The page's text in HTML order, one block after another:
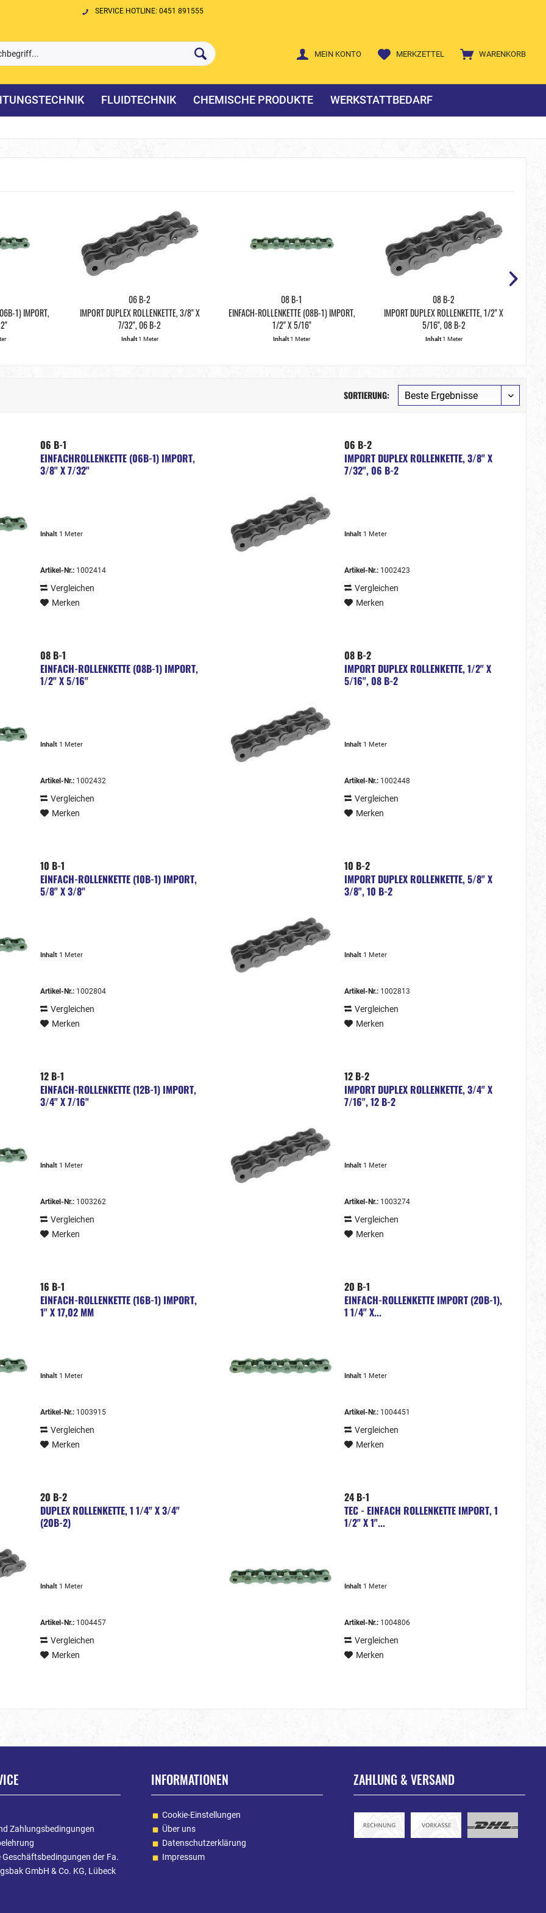
SERVICE HOTLINE: 0451 891555
WARENKORB
MERKZETTEL
MEIN KONTO
FLUIDTECHNIK CHEMISCHE PRODUKTE WERKSTATTBEDARF
1) IMPORT,
06 B-2
IMPORT DUPLEX ROLLENKETTE, 3/8" X
7/32", 06 B-2
Inhalt1 Meter
08 B-1
EINFACH-ROLLENKETTE (08B-1) IMPORT,
1/2" X 5/16"
Inhalt1 Meter
08 B-2
IMPORT DUPLEX ROLLENKETTE, 1/2" X
5/16", 08 B-2
Inhalt1 Meter
SORTIERUNG:
06 B-1
EINFACHROLLENKETTE (06B-1) IMPORT,
3/8" X 7/32"
Inhalt 1 Meter
Artikel-Nr.: 1002414
Vergleichen
Merken
06 B-2
IMPORT DUPLEX ROLLENKETTE, 3/8" X
7/32", 06 B-2
Inhalt 1 Meter
Artikel-Nr.: 1002423
Vergleichen
Merken
08 B-1
EINFACH-ROLLENKETTE (08B-1) IMPORT,
1/2" X 5/16"
Inhalt 1 Meter
Artikel-Nr.: 1002432
Vergleichen
Merken
08 B-2
IMPORT DUPLEX ROLLENKETTE, 1/2" X
5/16", 08 B-2
Inhalt 1 Meter
Artikel-Nr.: 1002448
Vergleichen
Merken
10 B-1
EINFACH-ROLLENKETTE (10B-1) IMPORT,
5/8" X 3/8"
Inhalt 1 Meter
Artikel-Nr.: 1002804
Vergleichen
Merken
10 B-2
IMPORT DUPLEX ROLLENKETTE, 5/8" X
3/8", 10 B-2
Inhalt 1 Meter
Artikel-Nr.: 1002813
Vergleichen
Merken
12 B-1
EINFACH-ROLLENKETTE (12B-1) IMPORT,
3/4" X 7/16"
Inhalt 1 Meter
Artikel-Nr.: 1003262
Vergleichen
Merken
12 B-2
IMPORT DUPLEX ROLLENKETTE, 3/4" X
7/16", 12 B-2
Inhalt 1 Meter
Artikel-Nr.: 1003274
Vergleichen
Merken
16 B-1
EINFACH-ROLLENKETTE (16B-1) IMPORT,
1" X 17,02 MM
Inhalt 1 Meter
Artikel-Nr.: 1003915
Vergleichen
Merken
20 B-1
EINFACH-ROLLENKETTE IMPORT (20B-1),
1 1/4" X...
Inhalt 1 Meter
Artikel-Nr.: 1004451
Vergleichen
Merken
20 B-2
DUPLEX ROLLENKETTE, 1 1/4" X 3/4"
(20B-2)
Inhalt 1 Meter
Artikel-Nr.: 1004457
Vergleichen
Merken
24 B-1
TEC - EINFACH ROLLENKETTE IMPORT, 1
1/2" X 1"...
Inhalt 1 Meter
Artikel-Nr.: 1004806
Vergleichen
Merken
Zahlungsbedingungen
Geschäftsbedingungen der Fa.
GmbH & Co. KG, Lübeck
INFORMATIONEN
Cookie-Einstellungen
Über uns
Datenschutzerklärung
Impressum
ZAHLUNG & VERSAND